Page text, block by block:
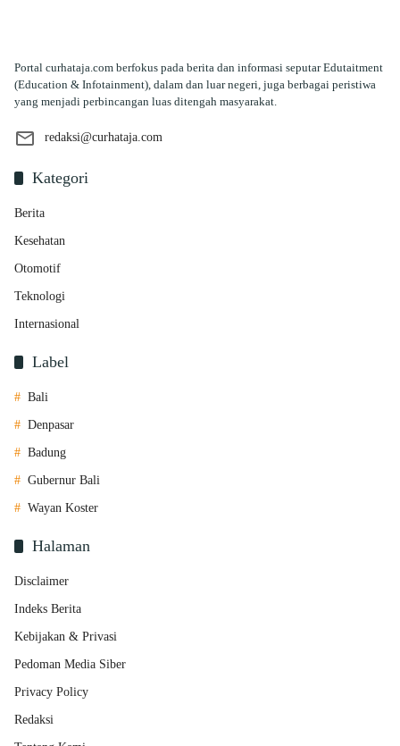
Portal curhataja.com berfokus pada berita dan informasi seputar Edutaitment
(Education & Infotainment), dalam dan luar negeri, juga berbagai peristiwa
yang menjadi perbincangan luas ditengah masyarakat.
redaksi@curhataja.com
Kategori
Berita
Kesehatan
Otomotif
Teknologi
Internasional
Label
Bali
Denpasar
Badung
Gubernur Bali
Wayan Koster
Halaman
Disclaimer
Indeks Berita
Kebijakan & Privasi
Pedoman Media Siber
Privacy Policy
Redaksi